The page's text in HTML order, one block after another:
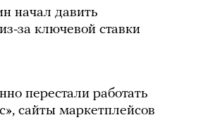
начал давить
за ключевой ставки
перестали работать
сайты маркетплейсов